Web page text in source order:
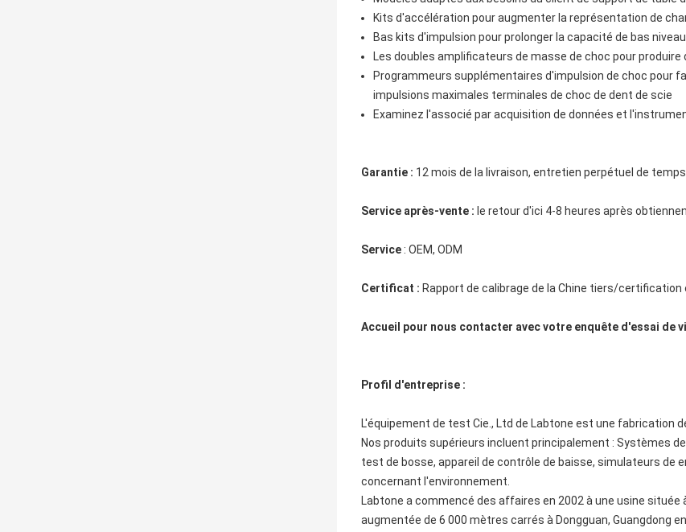
Kits d'accélération pour augmenter la représentation de
Bas kits d'impulsion pour prolonger la capacité de bas
Les doubles amplificateurs de masse de choc pour
Programmeurs supplémentaires d'impulsion de choc pour
impulsions maximales terminales de choc de dent de scie
Examinez l'associé par acquisition de données et
Garantie : 12 mois de la livraison, entretien perpétuel de
Service après-vente : le retour d'ici 4-8 heures après
Service : OEM, ODM
Certificat : Rapport de calibrage de la Chine tiers/certification
Accueil pour nous contacter avec votre enquête d'essai de
Profil d'entreprise :
L'équipement de test Cie., Ltd de Labtone est une fabrication
Nos produits supérieurs incluent principalement : Systèmes
test de bosse, appareil de contrôle de baisse, simulateurs
concernant l'environnement.
Labtone a commencé des affaires en 2002 à une usine
augmentée de 6 000 mètres carrés à Dongguan, Guangdong